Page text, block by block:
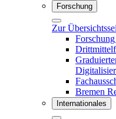
Forschung
Zur
Bremen
Internationales